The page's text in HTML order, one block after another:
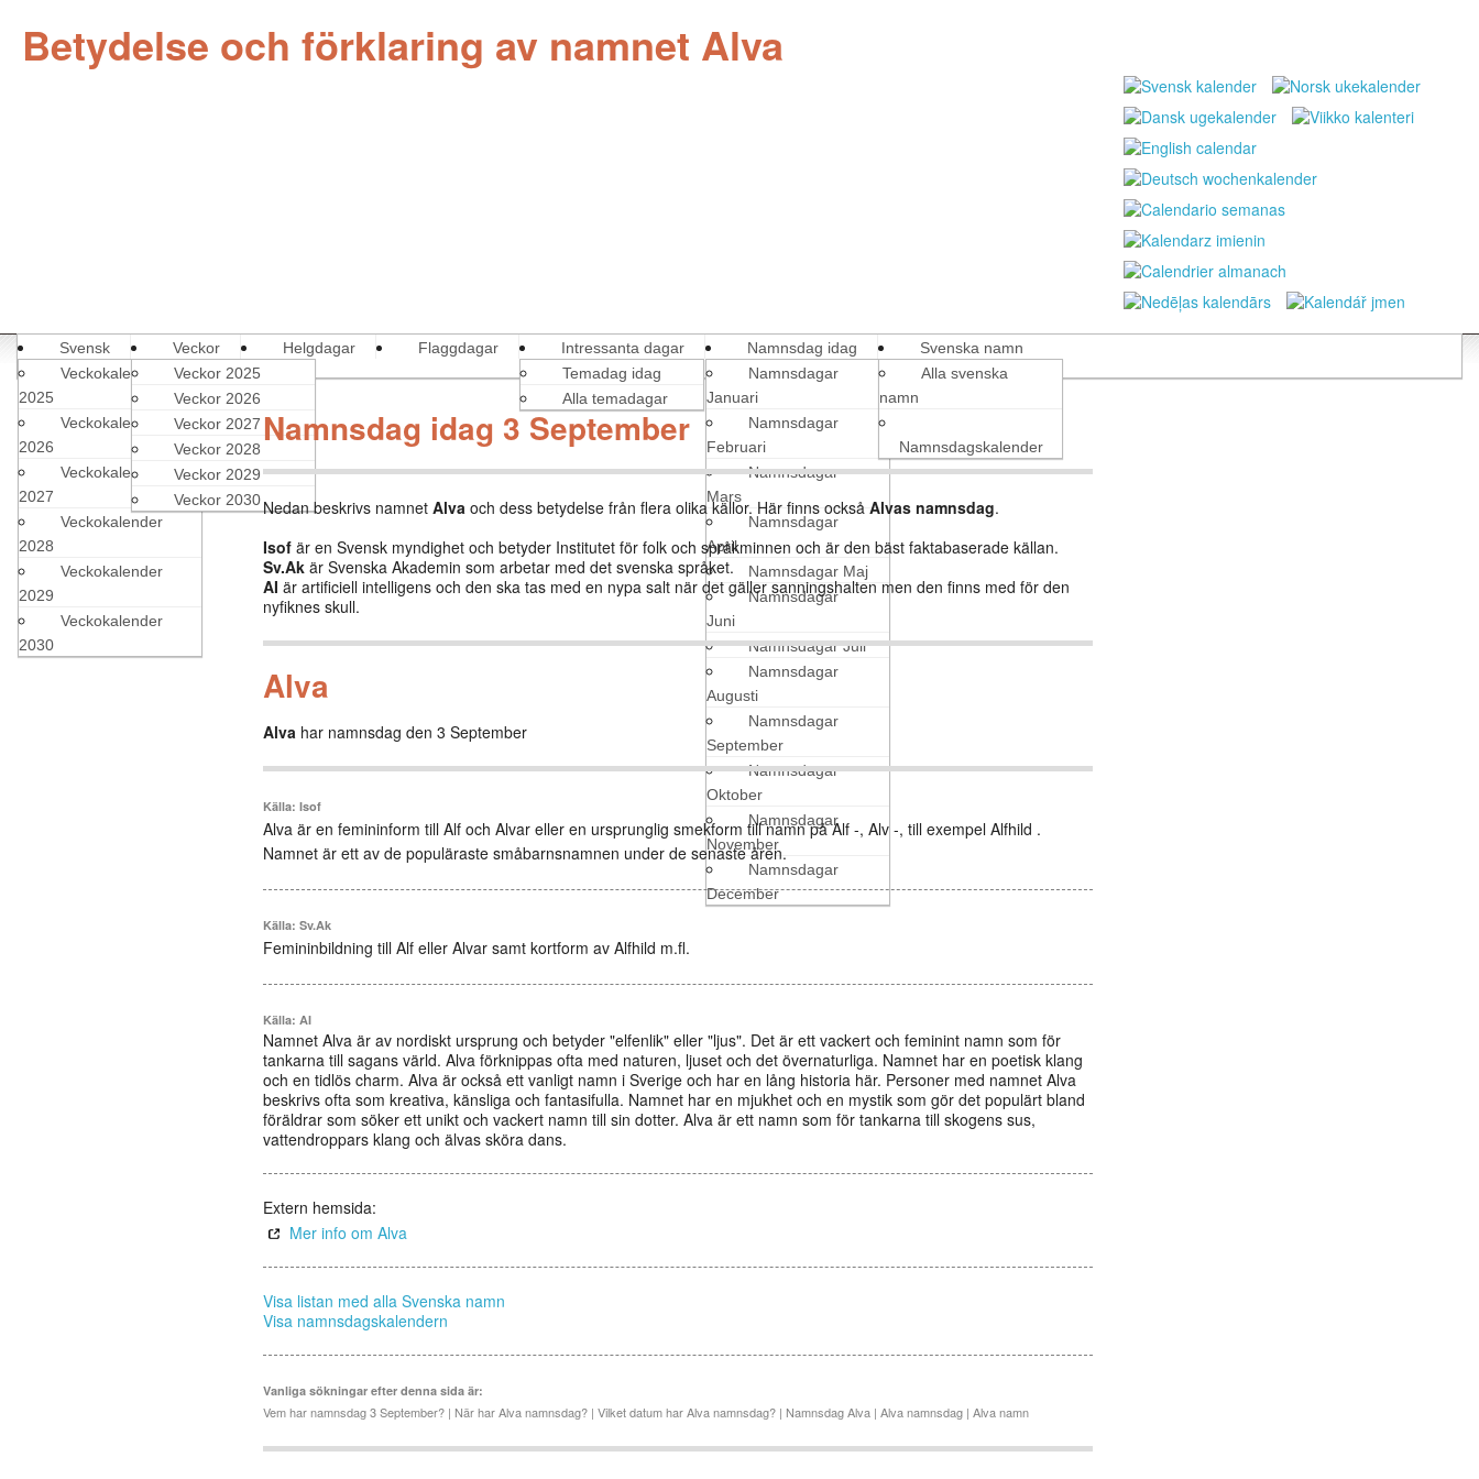
Betydelse och förklaring av namnet Alva
Svensk
Veckokalender
2025
Veckokalender
2026
Veckokalender
2027
Veckokalender
2028
Veckokalender
2029
Veckokalender
2030
Veckor
Veckor 2025
Veckor 2026
Veckor 2027
Veckor 2028
Veckor 2029
Veckor 2030
Helgdagar Flaggdagar
Intressanta dagar
Temadag idag
Alla temadagar
Namnsdag idag
Namnsdagar
Januari
Namnsdagar
Februari
Namnsdagar
Mars
Namnsdagar
April
Namnsdagar Maj
Namnsdagar
Juni
Namnsdagar Juli
Namnsdagar
Augusti
Namnsdagar
September
Namnsdagar
Oktober
Namnsdagar
November
Namnsdagar
December
Svenska namn
Alla svenska
namn
Namnsdagskalender
Namnsdag idag 3 September
Nedan beskrivs namnet Alva och dess betydelse från flera olika källor. Här finns också Alvas namnsdag.
Isof är en Svensk myndighet och betyder Institutet för folk och språkminnen och är den bäst faktabaserade källan.
Sv.Ak är Svenska Akademin som arbetar med det svenska språket.
AI är artificiell intelligens och den ska tas med en nypa salt när det gäller sanningshalten men den finns med för den
nyfiknes skull.
Alva
Alva har namnsdag den 3 September
Källa: Isof
Alva är en femininform till Alf och Alvar eller en ursprunglig smekform till namn på Alf -, Alv -, till exempel Alfhild .
Namnet är ett av de populäraste småbarnsnamnen under de senaste åren.
Källa: Sv.Ak
Femininbildning till Alf eller Alvar samt kortform av Alfhild m.fl.
Källa: AI
Namnet Alva är av nordiskt ursprung och betyder "elfenlik" eller "ljus". Det är ett vackert och feminint namn som för
tankarna till sagans värld. Alva förknippas ofta med naturen, ljuset och det övernaturliga. Namnet har en poetisk klang
och en tidlös charm. Alva är också ett vanligt namn i Sverige och har en lång historia här. Personer med namnet Alva
beskrivs ofta som kreativa, känsliga och fantasifulla. Namnet har en mjukhet och en mystik som gör det populärt bland
föräldrar som söker ett unikt och vackert namn till sin dotter. Alva är ett namn som för tankarna till skogens sus,
vattendroppars klang och älvas sköra dans.
Extern hemsida:
Mer info om Alva
Visa listan med alla Svenska namn
Visa namnsdagskalendern
Vanliga sökningar efter denna sida är:
Vem har namnsdag 3 September? | När har Alva namnsdag? | Vilket datum har Alva namnsdag? | Namnsdag Alva | Alva namnsdag | Alva namn